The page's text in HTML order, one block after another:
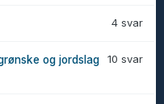
4 svar
10 svar
og jordslag